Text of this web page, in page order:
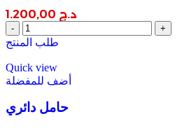
د.ج
قالب
قارب
quantity
طلب المنتج
Quick view
أضف للمفضلة
حامل دائري